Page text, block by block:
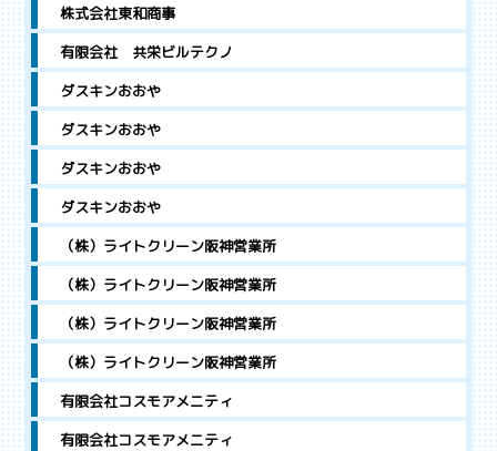
株式会社東和商事
有限会社 共栄ビルテクノ
ダスキンおおや
ダスキンおおや
ダスキンおおや
ダスキンおおや
（株）ライトクリーン阪神営業所
（株）ライトクリーン阪神営業所
（株）ライトクリーン阪神営業所
（株）ライトクリーン阪神営業所
有限会社コスモアメニティ
有限会社コスモアメニティ